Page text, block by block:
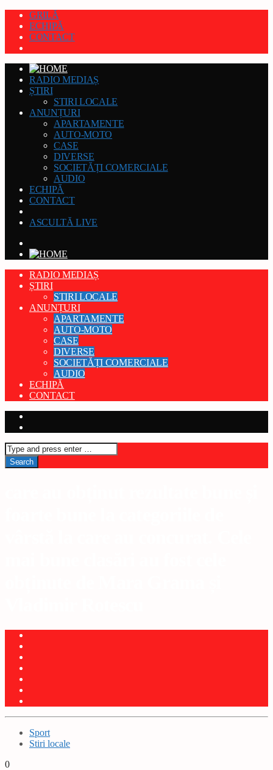
GRILĂ
ECHIPĂ
CONTACT
RADIO MEDIAȘ
ȘTIRI
STIRI LOCALE
ANUNȚURI
APARTAMENTE
AUTO-MOTO
CASE
DIVERSE
SOCIETĂȚI COMERCIALE
AUDIO
ECHIPĂ
CONTACT
ASCULTĂ LIVE
RADIO MEDIAȘ
ȘTIRI
STIRI LOCALE
ANUNȚURI
APARTAMENTE
AUTO-MOTO
CASE
DIVERSE
SOCIETĂȚI COMERCIALE
AUDIO
ECHIPĂ
CONTACT
Sport
Stiri locale
0